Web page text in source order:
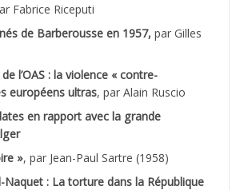
*
Fabrice Riceputi
de Barberousse en 1957, par Gilles
l’OAS : la violence « contre-
européens ultras, par Alain Ruscio
en rapport avec la grande
», par Jean-Paul Sartre (1958)
Naquet : La torture dans la République